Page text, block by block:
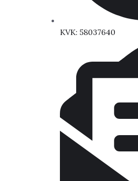
KVK: 58037640